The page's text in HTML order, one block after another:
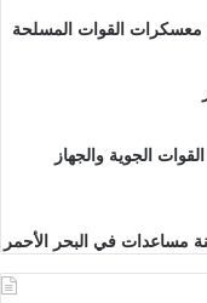
القوات المسلحة
الجوية والجهاز
مساعدات في البحر الأحمر